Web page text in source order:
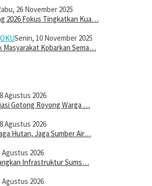
26 November 2025
2026 Fokus Tingkatkan Kua…
OKUSenin, 10 November 2025
Masyarakat Kobarkan Sema…
Agustus 2026
Gotong Royong Warga …
Agustus 2026
Hutan, Jaga Sumber Air…
Agustus 2026
Infrastruktur Sums…
Agustus 2026